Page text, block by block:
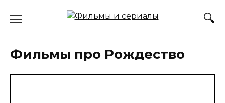
Фильмы про Рождество